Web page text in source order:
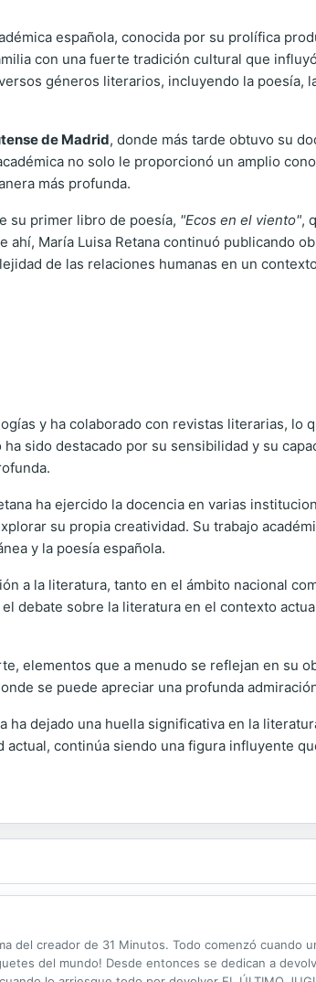
española, conocida por su prolífica
con una fuerte tradición cultural que
géneros literarios, incluyendo la poesía,
de Madrid, donde más tarde obtuvo su
no solo le proporcionó un amplio
más profunda.
su primer libro de poesía, "Ecos en el viento",
María Luisa Retana continuó publicando
de las relaciones humanas en un
y ha colaborado con revistas literarias, lo
sido destacado por su sensibilidad y su
ha ejercido la docencia en varias
su propia creatividad. Su trabajo
y la poesía española.
a la literatura, tanto en el ámbito nacional
debate sobre la literatura en el contexto
elementos que a menudo se reflejan en su
se puede apreciar una profunda
ha dejado una huella significativa en la
continúa siendo una figura influyente
del creador de 31 Minutos. Todo comenzó cuando
del mundo! Desde entonces se dedican a